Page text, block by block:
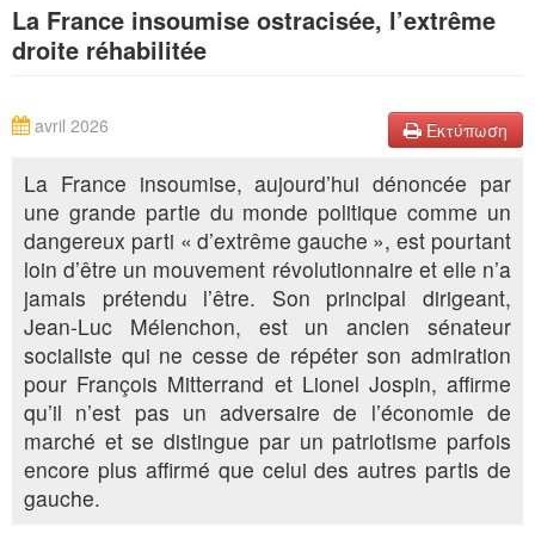
ΑΝΑΖΉΤΗΣΗ
La France insoumise ostracisée, l’extrême
droite réhabilitée
Εκτύπωση
avril 2026
La France insoumise, aujourd’hui dénoncée par
une grande partie du monde politique comme un
dangereux parti « d’extrême gauche », est pourtant
loin d’être un mouvement révolutionnaire et elle n’a
jamais prétendu l’être. Son principal dirigeant,
Jean-Luc Mélenchon, est un ancien sénateur
socialiste qui ne cesse de répéter son admiration
pour François Mitterrand et Lionel Jospin, affirme
qu’il n’est pas un adversaire de l’économie de
marché et se distingue par un patriotisme parfois
encore plus affirmé que celui des autres partis de
gauche.